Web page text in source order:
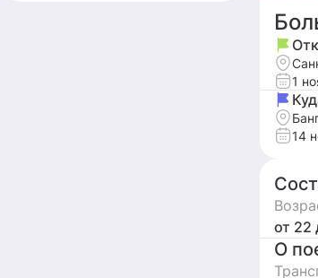
1
14
от 22
О